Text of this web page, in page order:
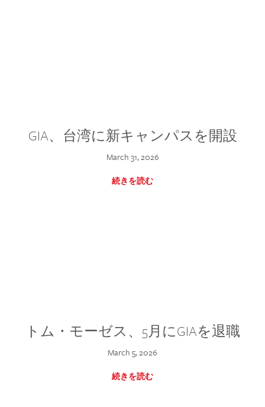
GIA、台湾に新キャンパスを開設
March 31, 2026
続きを読む
トム・モーゼス、5月にGIAを退職
March 5, 2026
続きを読む